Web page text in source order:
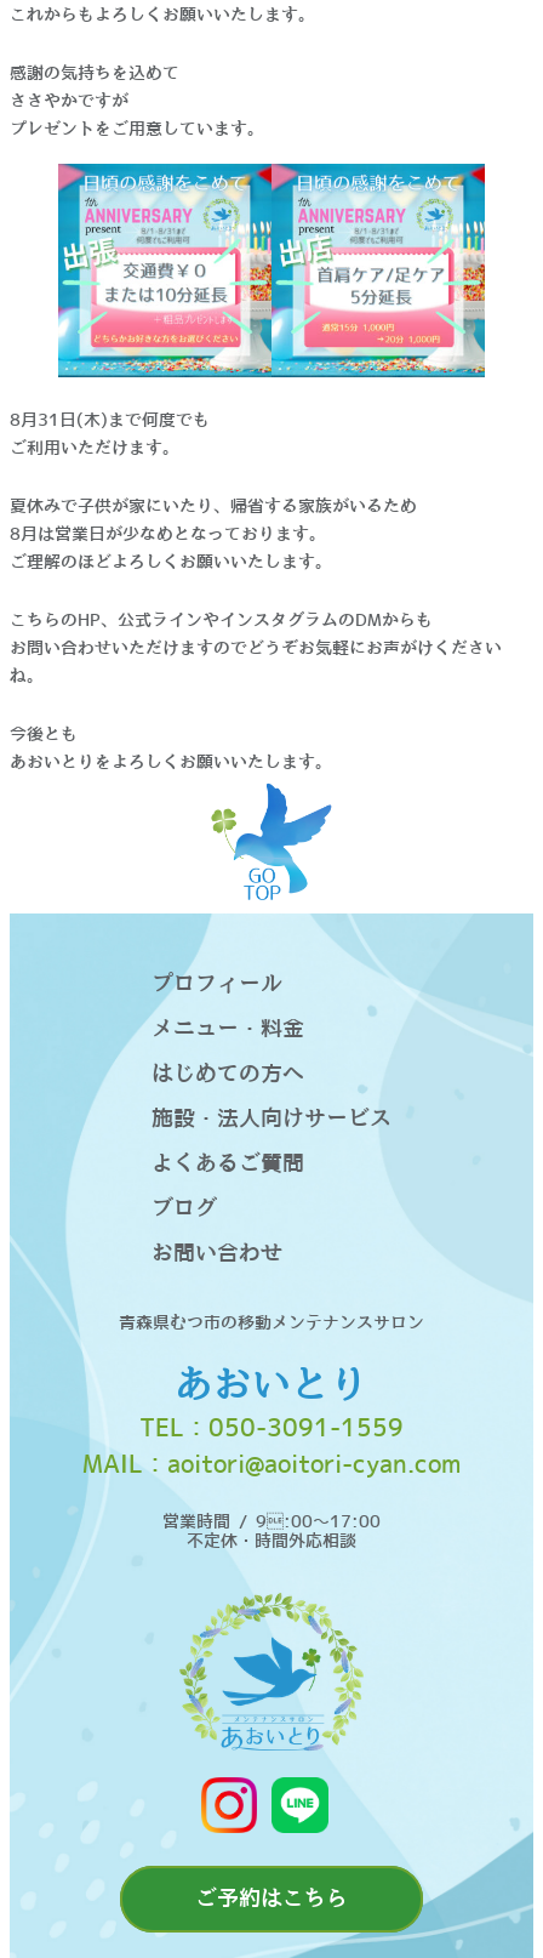
これからもよろしくお願いいたします。
感謝の気持ちを込めて
ささやかですが
プレゼントをご用意しています。
8月31日(木)まで何度でも
ご利用いただけます。
夏休みで子供が家にいたり、帰省する家族がいるため
8月は営業日が少なめとなっております。
ご理解のほどよろしくお願いいたします。
こちらのHP、公式ラインやインスタグラムのDMからも
お問い合わせいただけますのでどうぞお気軽にお声がけください
ね。
今後とも
あおいとりをよろしくお願いいたします。
青森県むつ市の移動メンテナンスサロン
あおいとり
TEL： 050-3091-1559
MAIL： aoitori@aoitori-cyan.com
営業時間 / 9:00〜17:00
不定休・時間外応相談
プロフィール
メニュー・料金
はじめての方へ
施設・法人向けサービス
よくあるご質問
ブログ
お問い合わせ
ご予約はこちら